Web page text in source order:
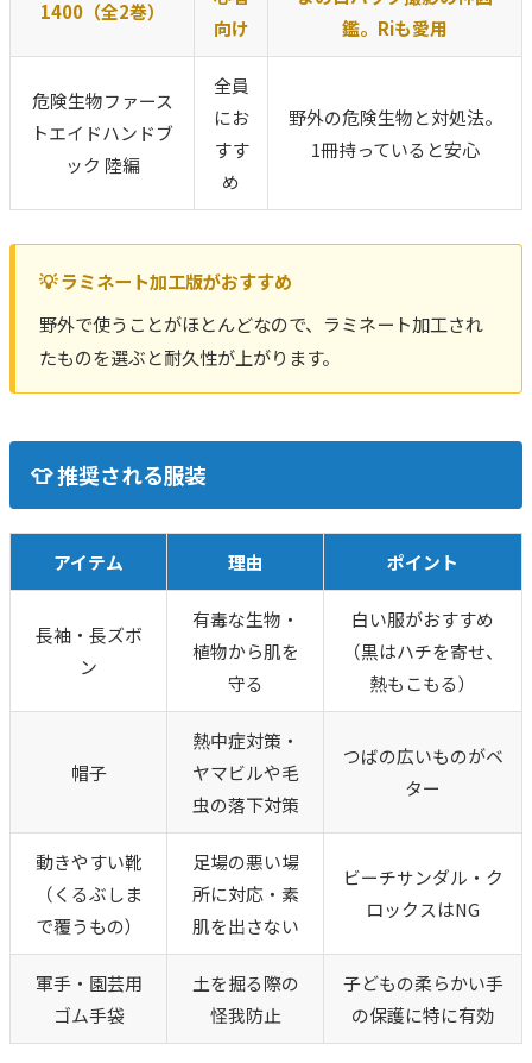
1400（全2巻）
向け
鑑。Riも愛用
危険生物ファース
トエイドハンドブ
ック 陸編
全員
にお
すす
め
野外の危険生物と対処法。
1冊持っていると安心
💡 ラミネート加工版がおすすめ
野外で使うことがほとんどなので、ラミネート加工され
たものを選ぶと耐久性が上がります。
👕 推奨される服装
アイテム 理由 ポイント
長袖・長ズボ
ン
有毒な生物・
植物から肌を
守る
白い服がおすすめ
（黒はハチを寄せ、
熱もこもる）
帽子
熱中症対策・
ヤマビルや毛
虫の落下対策
つばの広いものがベ
ター
動きやすい靴
（くるぶしま
で覆うもの）
足場の悪い場
所に対応・素
肌を出さない
ビーチサンダル・ク
ロックスはNG
軍手・園芸用
ゴム手袋
土を掘る際の
怪我防止
子どもの柔らかい手
の保護に特に有効